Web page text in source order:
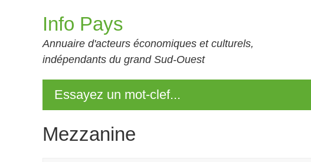
Info Pays
Annuaire d'acteurs économiques et culturels,
indépendants du grand Sud-Ouest
Essayez un mot-clef...
Mezzanine